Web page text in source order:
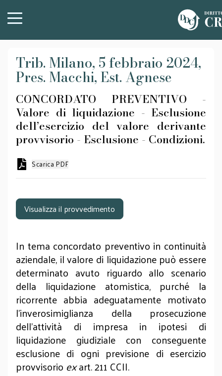
Trib. Milano, 5 febbraio 2024,
Pres. Macchi, Est. Agnese
CONCORDATO PREVENTIVO -
Valore di liquidazione - Esclusione
dell’esercizio del valore derivante
provvisorio - Esclusione - Condizioni.
Scarica PDF
Visualizza il provvedimento
In tema concordato preventivo in continuità
aziendale, il valore di liquidazione può essere
determinato avuto riguardo allo scenario
della liquidazione atomistica, purché la
ricorrente abbia adeguatamente motivato
l’inverosimiglianza della prosecuzione
dell’attività di impresa in ipotesi di
liquidazione giudiziale con conseguente
esclusione di ogni previsione di esercizio
provvisorio exart. 211 CCII.